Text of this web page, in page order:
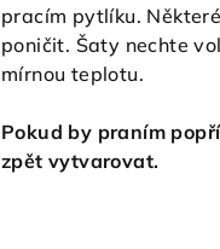
pracím pytlíku.
poničit. Šaty nechte
mírnou teplotu.
Pokud by praním
zpět vytvarovat.